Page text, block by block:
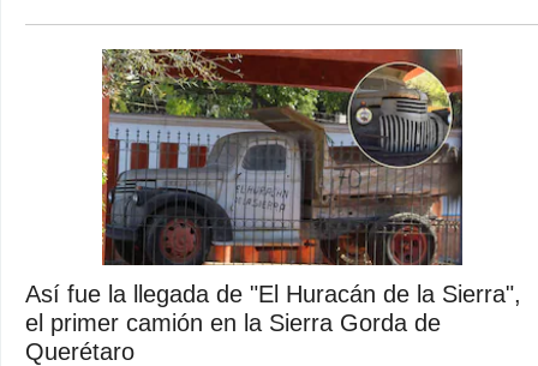
Así fue la llegada de "El Huracán de la Sierra",
el primer camión en la Sierra Gorda de
Querétaro